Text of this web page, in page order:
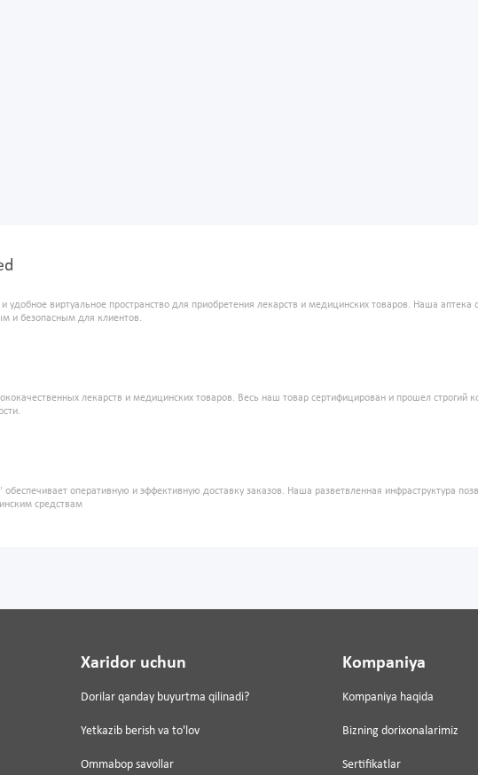
удобное виртуальное пространство для приобретения лекарств и медицинских товаров. Наша
и безопасным для клиентов.
лекарств и медицинских товаров. Весь наш товар сертифицирован и прошел строгий
оперативную и эффективную доставку заказов. Наша разветвленная инфраструктура
средствам
Xaridor uchun
Dorilar qanday buyurtma qilinadi?
Yetkazib berish va to'lov
Ommabop savollar
Kompaniya
Kompaniya haqida
Bizning dorixonalarimiz
Sertifikatlar